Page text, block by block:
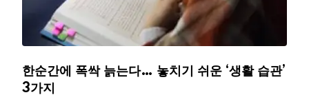
한순간에 폭싹 늙는다… 놓치기 쉬운 ‘생활 습관’
3가지